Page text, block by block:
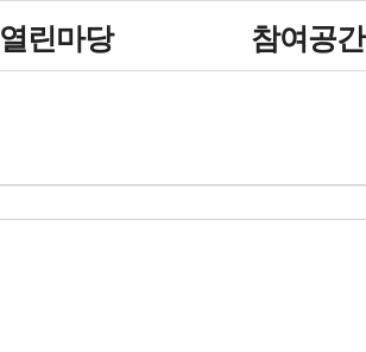
열린마당 참여공간